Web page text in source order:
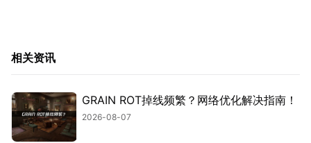
相关资讯
GRAIN ROT掉线频繁？网络优化解决指南！
2026-08-07